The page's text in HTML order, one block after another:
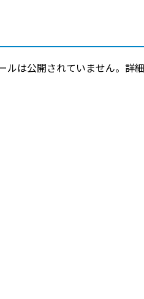
は公開されていません。詳細